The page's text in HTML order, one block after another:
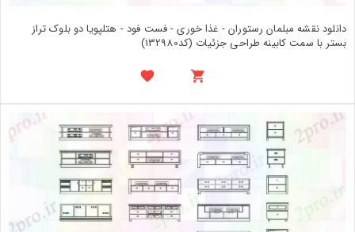
دانلود نقشه مبلمان رستوران - غذا خوری - فست فود - هتلپویا دو بلوک تراز
بستر با سمت کابینه طراحی جزئیات (کد132980)